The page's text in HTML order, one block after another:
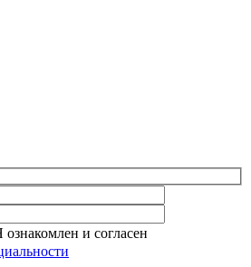
ознакомлен и согласен